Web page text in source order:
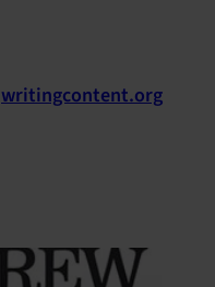
writingcontent.org